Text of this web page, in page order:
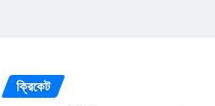
ক্রিকেট